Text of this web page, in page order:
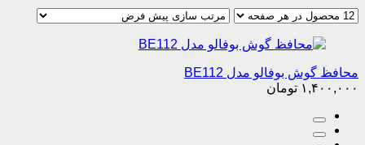
محافظ گوش بوفالو مدل BE112
۱,۴۰۰,۰۰۰ تومان